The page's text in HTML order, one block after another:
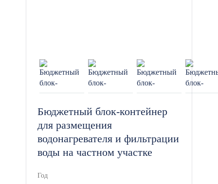
Бюджетный блок-контейнер
для размещения
водонагревателя и фильтрации
воды на частном участке
Год